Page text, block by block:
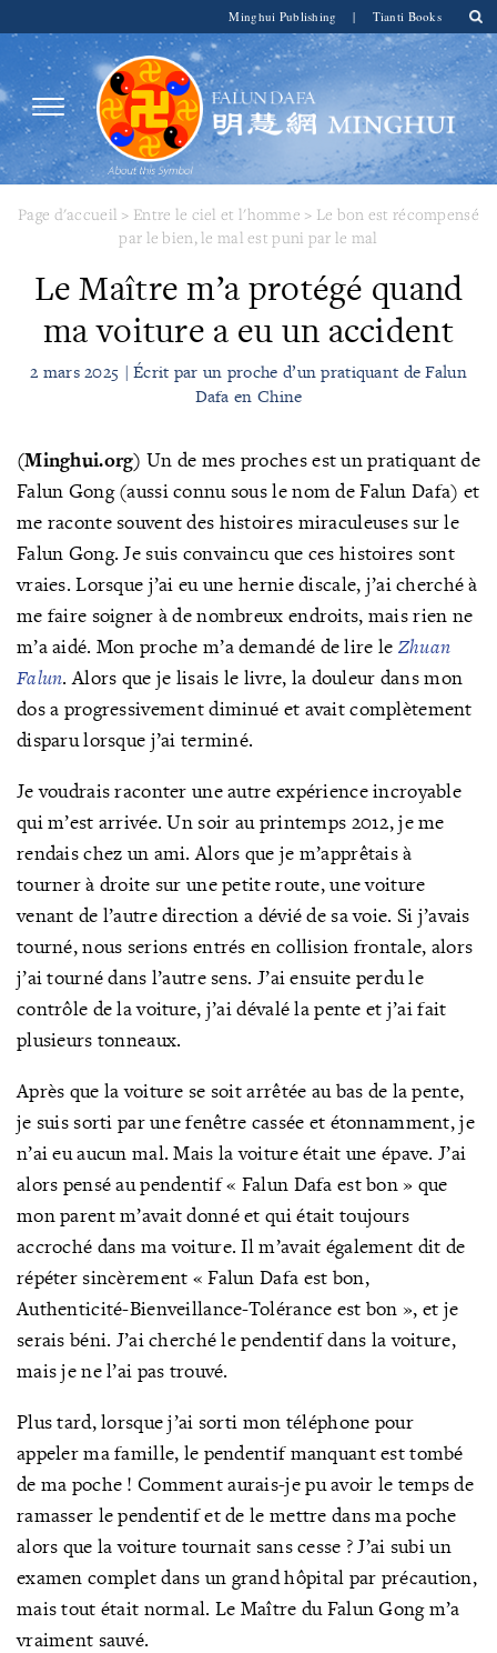
Minghui Publishing | Tianti Books
Page d'accueil > Entre le ciel et l'homme > Le bon est récompensé
par le bien, le mal est puni par le mal
Le Maître m’a protégé quand
ma voiture a eu un accident
2 mars 2025 | Écrit par un proche d’un pratiquant de Falun
Dafa en Chine
(Minghui.org) Un de mes proches est un pratiquant de
Falun Gong (aussi connu sous le nom de Falun Dafa) et
me raconte souvent des histoires miraculeuses sur le
Falun Gong. Je suis convaincu que ces histoires sont
vraies. Lorsque j’ai eu une hernie discale, j’ai cherché à
me faire soigner à de nombreux endroits, mais rien ne
m’a aidé. Mon proche m’a demandé de lire le Zhuan
Falun. Alors que je lisais le livre, la douleur dans mon
dos a progressivement diminué et avait complètement
disparu lorsque j’ai terminé.
Je voudrais raconter une autre expérience incroyable
qui m’est arrivée. Un soir au printemps 2012, je me
rendais chez un ami. Alors que je m’apprêtais à
tourner à droite sur une petite route, une voiture
venant de l’autre direction a dévié de sa voie. Si j’avais
tourné, nous serions entrés en collision frontale, alors
j’ai tourné dans l’autre sens. J’ai ensuite perdu le
contrôle de la voiture, j’ai dévalé la pente et j’ai fait
plusieurs tonneaux.
Après que la voiture se soit arrêtée au bas de la pente,
je suis sorti par une fenêtre cassée et étonnamment, je
n’ai eu aucun mal. Mais la voiture était une épave. J’ai
alors pensé au pendentif « Falun Dafa est bon » que
mon parent m’avait donné et qui était toujours
accroché dans ma voiture. Il m’avait également dit de
répéter sincèrement « Falun Dafa est bon,
Authenticité-Bienveillance-Tolérance est bon », et je
serais béni. J’ai cherché le pendentif dans la voiture,
mais je ne l’ai pas trouvé.
Plus tard, lorsque j’ai sorti mon téléphone pour
appeler ma famille, le pendentif manquant est tombé
de ma poche ! Comment aurais-je pu avoir le temps de
ramasser le pendentif et de le mettre dans ma poche
alors que la voiture tournait sans cesse ? J’ai subi un
examen complet dans un grand hôpital par précaution,
mais tout était normal. Le Maître du Falun Gong m’a
vraiment sauvé.